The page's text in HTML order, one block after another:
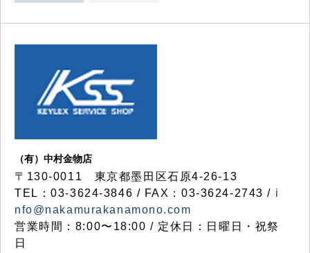
（有）中村金物店
〒130-0011 東京都墨田区石原4-26-13
TEL：03-3624-3846 / FAX：03-3624-2743 / i
nfo@nakamurakanamono.com
営業時間：8:00〜18:00 / 定休日：日曜日・祝祭
日